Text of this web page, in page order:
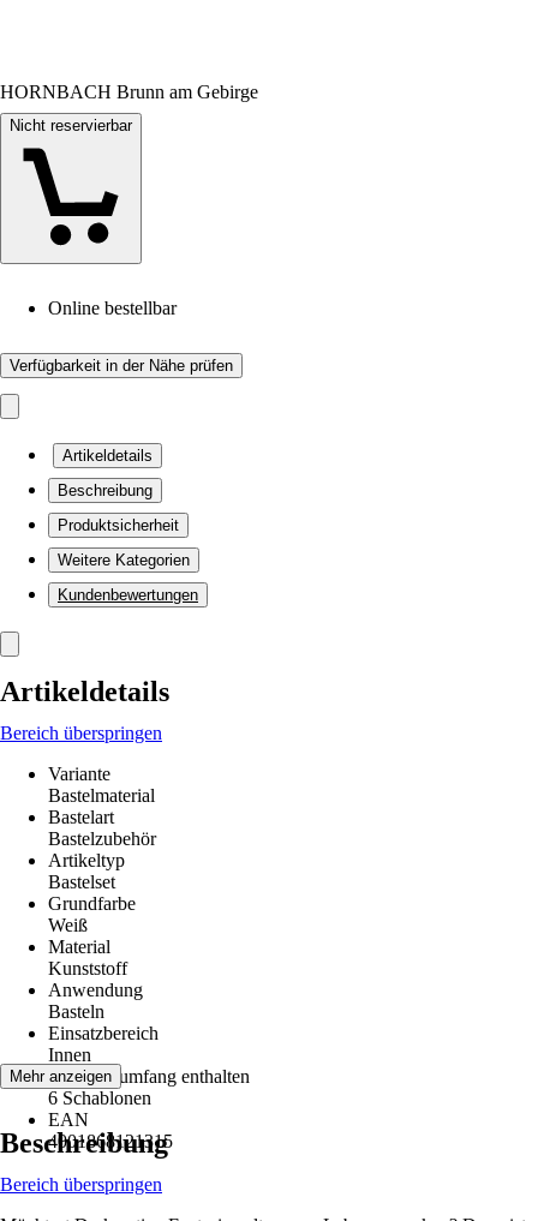
HORNBACH Brunn am Gebirge
Nicht reservierbar
Online bestellbar
Verfügbarkeit in der Nähe prüfen
Artikeldetails
Beschreibung
Produktsicherheit
Weitere Kategorien
Kundenbewertungen
Artikeldetails
Bereich überspringen
Variante
Bastelmaterial
Bastelart
Bastelzubehör
Artikeltyp
Bastelset
Grundfarbe
Weiß
Material
Kunststoff
Anwendung
Basteln
Einsatzbereich
Innen
Im Lieferumfang enthalten
6 Schablonen
EAN
4001868121315
Mehr anzeigen
Beschreibung
Bereich überspringen